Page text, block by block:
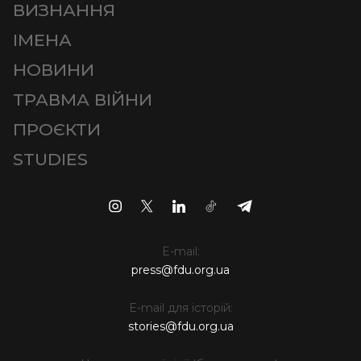
ВИЗНАННЯ
ІМЕНА
НОВИНИ
ТРАВМА ВІЙНИ
ПРОЄКТИ
STUDIES
E-mail:
press@fdu.org.ua
E-mail для історій:
stories@fdu.org.ua